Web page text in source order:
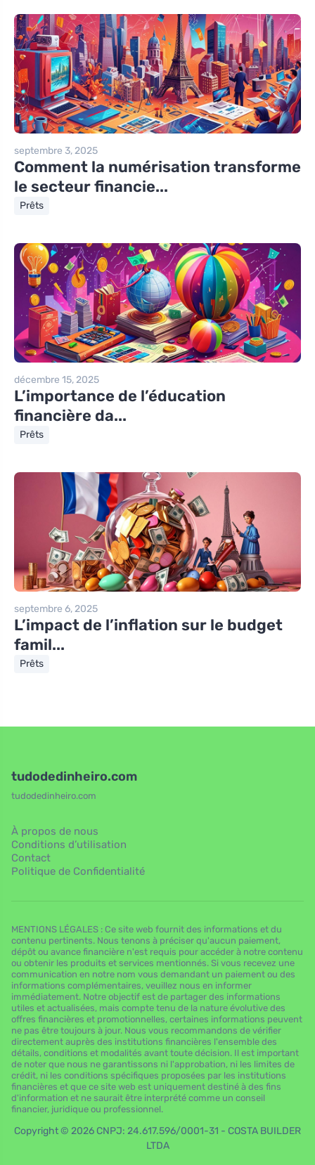
septembre 3, 2025
Comment la numérisation transforme
le secteur financie...
Prêts
décembre 15, 2025
L’importance de l’éducation
financière da...
Prêts
septembre 6, 2025
L’impact de l’inflation sur le budget
famil...
Prêts
tudodedinheiro.com
tudodedinheiro.com
À propos de nous
Conditions d’utilisation
Contact
Politique de Confidentialité
MENTIONS LÉGALES : Ce site web fournit des informations et du
contenu pertinents. Nous tenons à préciser qu'aucun paiement,
dépôt ou avance financière n'est requis pour accéder à notre contenu
ou obtenir les produits et services mentionnés. Si vous recevez une
communication en notre nom vous demandant un paiement ou des
informations complémentaires, veuillez nous en informer
immédiatement. Notre objectif est de partager des informations
utiles et actualisées, mais compte tenu de la nature évolutive des
offres financières et promotionnelles, certaines informations peuvent
ne pas être toujours à jour. Nous vous recommandons de vérifier
directement auprès des institutions financières l'ensemble des
détails, conditions et modalités avant toute décision. Il est important
de noter que nous ne garantissons ni l'approbation, ni les limites de
crédit, ni les conditions spécifiques proposées par les institutions
financières et que ce site web est uniquement destiné à des fins
d'information et ne saurait être interprété comme un conseil
financier, juridique ou professionnel.
Copyright © 2026 CNPJ: 24.617.596/0001-31 - COSTA BUILDER
LTDA